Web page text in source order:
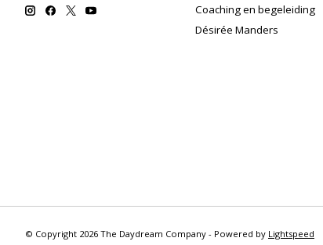
Coaching en begeleiding
Désirée Manders
© Copyright 2026 The Daydream Company - Powered by Lightspeed